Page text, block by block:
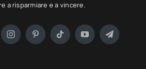
a risparmiare e a vincere.